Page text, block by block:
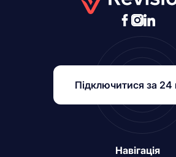
Навігація
Підключитися за 24